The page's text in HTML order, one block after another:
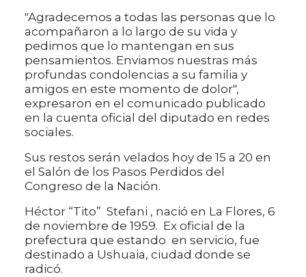
"Agradecemos a todas las personas que lo
acompañaron a lo largo de su vida y
pedimos que lo mantengan en sus
pensamientos. Enviamos nuestras más
profundas condolencias a su familia y
amigos en este momento de dolor",
expresaron en el comunicado publicado
en la cuenta oficial del diputado en redes
sociales.
Sus restos serán velados hoy de 15 a 20 en
el Salón de los Pasos Perdidos del
Congreso de la Nación.
Héctor “Tito” Stefani , nació en La Flores, 6
de noviembre de 1959. Ex oficial de la
prefectura que estando en servicio, fue
destinado a Ushuaia, ciudad donde se
radicó.